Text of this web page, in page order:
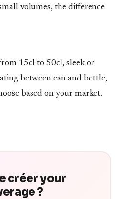
volumes, the difference
15cl to 50cl, sleek or
between can and bottle,
based on your market.
créer your
?